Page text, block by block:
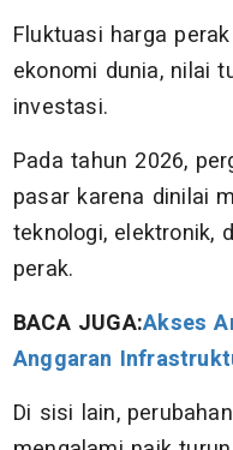
Fluktuasi harga
ekonomi dunia, nilai
investasi.
Pada tahun 2026,
pasar karena dinilai
teknologi, elektronik,
perak.
BACA JUGA:Akses
Anggaran
Di sisi lain,